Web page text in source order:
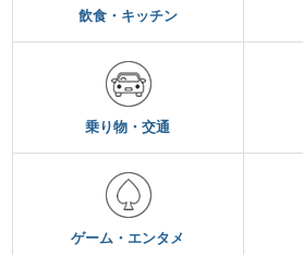
飲食・キッチン
乗り物・交通
ゲーム・エンタメ